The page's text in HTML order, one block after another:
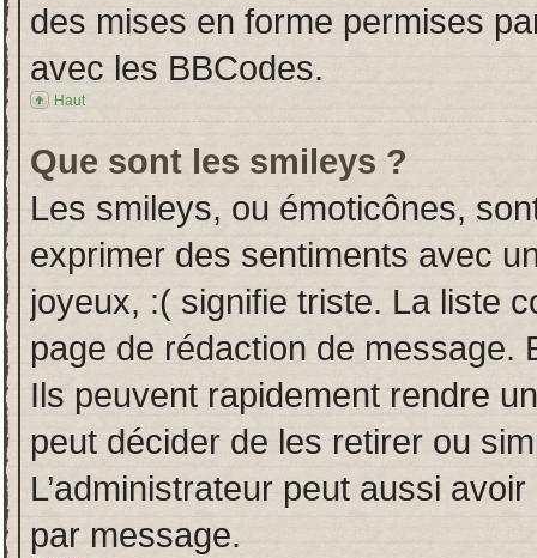
des mises en forme permises
avec les BBCodes.
Haut
Que sont les smileys ?
Les smileys, ou émoticônes,
exprimer des sentiments avec
joyeux, :( signifie triste. La liste
page de rédaction de message.
Ils peuvent rapidement rendre
peut décider de les retirer ou
L’administrateur peut aussi
par message.